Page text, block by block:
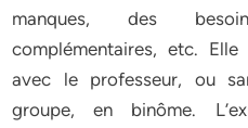
manques, des
complémentaires, etc.
avec le professeur, ou
groupe, en binôme.